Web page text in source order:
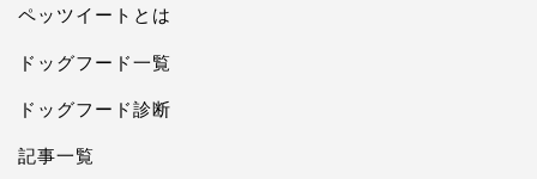
ペッツイートとは
ドッグフード一覧
ドッグフード診断
記事一覧